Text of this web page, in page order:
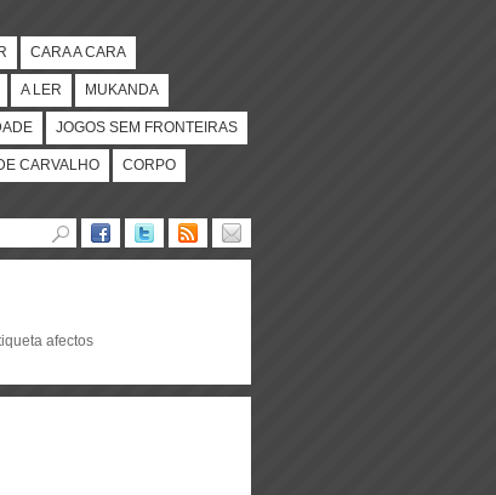
CARA A CARA
A LER MUKANDA
JOGOS SEM FRONTEIRAS
CARVALHO CORPO
afectos